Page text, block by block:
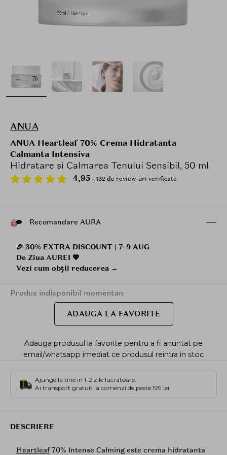
ANUA
ANUA Heartleaf 70% Crema Hidratanta
Calmanta Intensiva
Hidratare si Calmarea Tenului Sensibil, 50 ml
4,95 - 132 de review-uri verificate
Recomandare AURA
🎉 30% EXTRA DISCOUNT | 7–9 AUG
De Ziua AUREI 💖
Vezi cum obții reducerea →
Produs indisponibil momentan
ADAUGA LA FAVORITE
Adauga produsul la favorite pentru a fi anuntat pe
email/whatsapp imediat ce produsul reintra in stoc
Ajunge la tine in 1-2 zile lucratoare.
Ai transport gratuit la comenzi de peste 199 lei.
DESCRIERE
Heartleaf70% Intense Calming este crema hidratanta